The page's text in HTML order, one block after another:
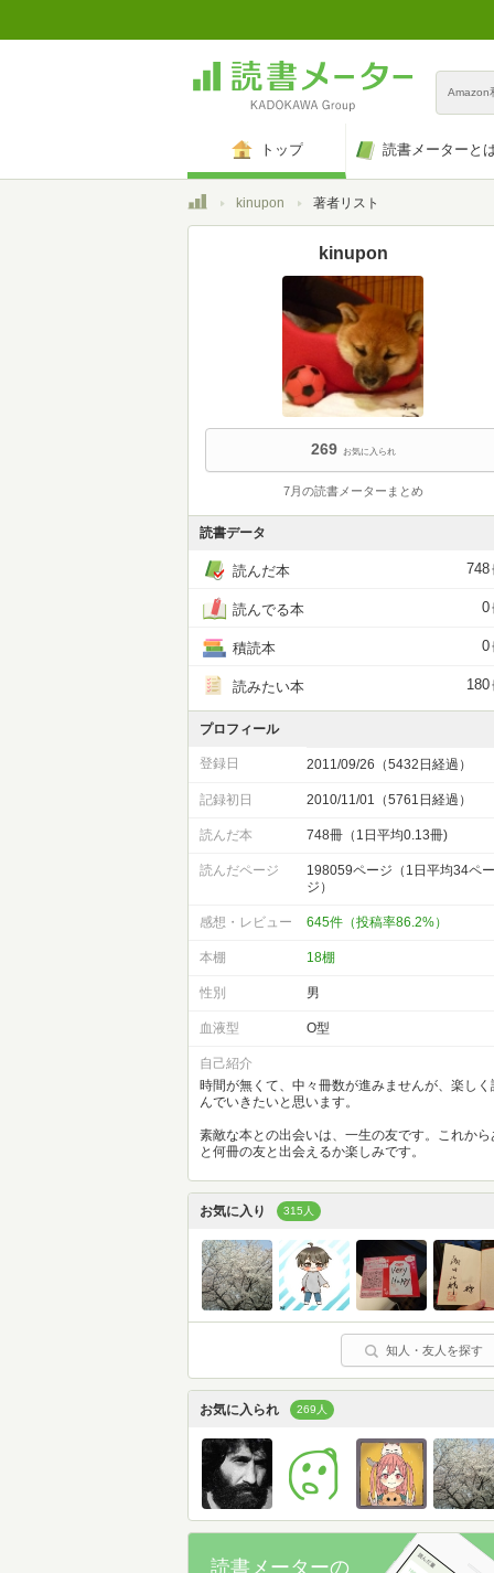
Amazon
トップ 読書メーターと
トップkinupon 著者リスト
kinupon
269 お気に入られ
7月の読書メーターまとめ
読書データ
読んだ本 748
読んでる本 0
積読本 0
読みたい本 180
プロフィール
登録日 2011/09/26（5432日経過）
記録初日 2010/11/01（5761日経過）
読んだ本 748冊（1日平均0.13冊)
読んだページ
198059ページ（1日平均34ペ
ジ）
感想・レビュー 645件（投稿率86.2%）
本棚 18棚
性別 男
血液型 O型
自己紹介
時間が無くて、中々冊数が進みませんが、楽しく
んでいきたいと思います。
素敵な本との出会いは、一生の友です。これから
と何冊の友と出会えるか楽しみです。
お気に入り 315人
知人・友人を探す
お気に入られ 269人
読書メーターの